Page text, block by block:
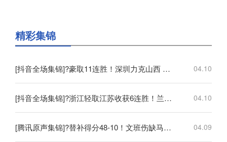
精彩集锦
[抖音全场集锦]?豪取11连胜！深圳力克山西 王浩然33+5 马凯尔·约翰逊伤退 04.10
[抖音全场集锦]?浙江轻取江苏收获6连胜！兰道夫17分 亨特19+12+8 庞峥麟18+5 04.10
[腾讯原声集锦]?替补得分48-10！文班伤缺马刺轻取开拓者 福克斯25+5+7 04.09